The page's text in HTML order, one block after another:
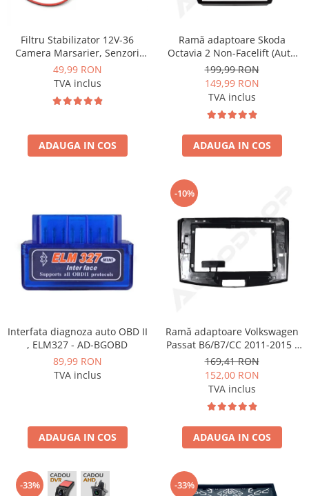
Mazda
Isuzu
Subaru
Smart
Fiat
Volvo
Ssangyong
Daihatsu
Filtru Stabilizator 12V-36
Camera Marsarier, Senzori
Auto Deparazitare - AD-
BGCFILTER
49,99 RON
TVA inclus
ADAUGA IN COS
Ramă adaptoare Skoda
Octavia 2 Non-Facelift (Auto
A/C) 2004-2009 - fațetă
213×133 (RNS 510 / RCD 330),
montaj dedicat
199,99 RON
149,99 RON
TVA inclus
ADAUGA IN COS
Interfata diagnoza auto OBD II
, ELM327 - AD-BGOBD
89,99 RON
TVA inclus
ADAUGA IN COS
-10%
Ramă adaptoare Volkswagen
Passat B6/B7/CC 2011-2015 -
navigație Android 10.1″,
montaj dedicat
169,41 RON
152,00 RON
TVA inclus
ADAUGA IN COS
-33% -33%